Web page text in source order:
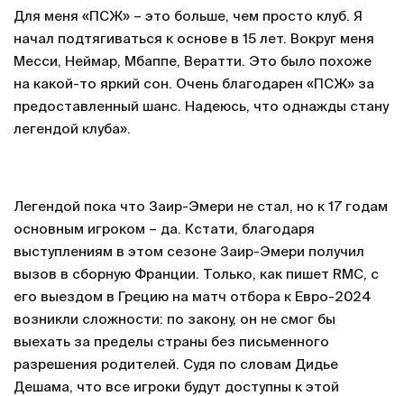
Для меня «ПСЖ» – это больше, чем просто клуб. Я
начал подтягиваться к основе в 15 лет. Вокруг меня
Месси, Неймар, Мбаппе, Вератти. Это было похоже
на какой-то яркий сон. Очень благодарен «ПСЖ» за
предоставленный шанс. Надеюсь, что однажды стану
легендой клуба».
Легендой пока что Заир-Эмери не стал, но к 17 годам
основным игроком – да. Кстати, благодаря
выступлениям в этом сезоне Заир-Эмери получил
вызов в сборную Франции. Только, как пишет RMC, с
его выездом в Грецию на матч отбора к Евро-2024
возникли сложности: по закону, он не смог бы
выехать за пределы страны без письменного
разрешения родителей. Судя по словам Дидье
Дешама, что все игроки будут доступны к этой